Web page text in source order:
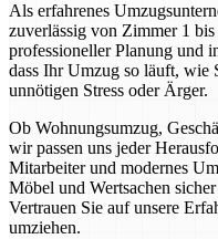
Als erfahrenes
zuverlässig von Zimmer 1
professioneller Planung und
dass Ihr Umzug so läuft, wie
unnötigen Stress oder Ärger.
Ob Wohnungsumzug,
wir passen uns jeder
Mitarbeiter und modernes
Möbel und Wertsachen
Vertrauen Sie auf unsere
umziehen.